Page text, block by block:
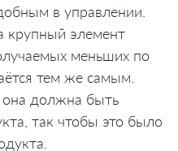
в управлении.
крупный элемент
меньших по
тем же самым.
она должна быть
так чтобы это было